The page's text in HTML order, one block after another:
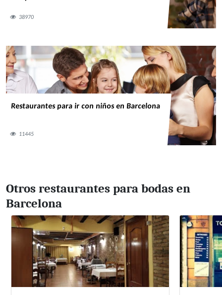
38970
Restaurantes para ir con niños en Barcelona
11445
Otros restaurantes para bodas en
Barcelona